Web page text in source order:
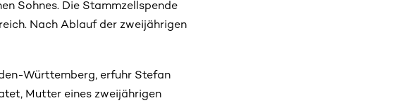
Sohnes. Die Stammzellspende
Nach Ablauf der zweijährigen
Württemberg, erfuhr Stefan
Mutter eines zweijährigen